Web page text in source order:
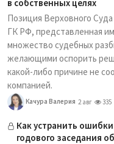
в собственных целях
Позиция Верховного
ГК РФ, представленная
множество судебных
желающими оспорить
какой-либо причине не
компанией.
Качура Валерия 2 авг 335
Как устранить
годового заседания